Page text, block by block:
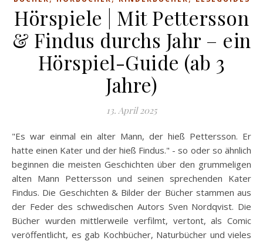
Hörspiele | Mit Pettersson
& Findus durchs Jahr – ein
Hörspiel-Guide (ab 3
Jahre)
13. April 2025
"Es war einmal ein alter Mann, der hieß Pettersson. Er
hatte einen Kater und der hieß Findus." - so oder so ähnlich
beginnen die meisten Geschichten über den grummeligen
alten Mann Pettersson und seinen sprechenden Kater
Findus. Die Geschichten & Bilder der Bücher stammen aus
der Feder des schwedischen Autors Sven Nordqvist. Die
Bücher wurden mittlerweile verfilmt, vertont, als Comic
veröffentlicht, es gab Kochbücher, Naturbücher und vieles